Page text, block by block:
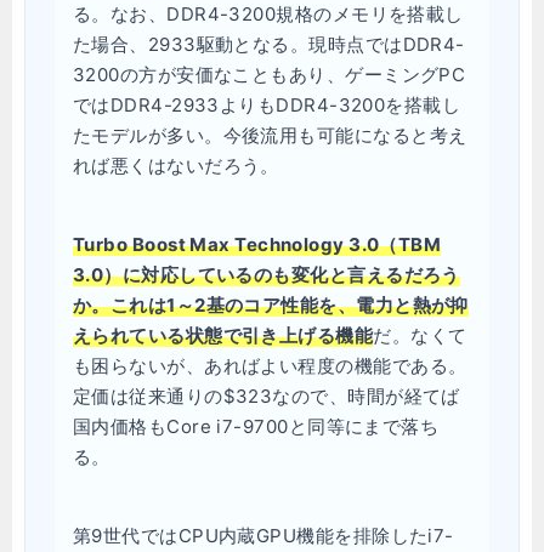
る。なお、DDR4-3200規格のメモリを搭載し
た場合、2933駆動となる。現時点ではDDR4-
3200の方が安価なこともあり、ゲーミングPC
ではDDR4-2933よりもDDR4-3200を搭載し
たモデルが多い。今後流用も可能になると考え
れば悪くはないだろう。
Turbo Boost Max Technology 3.0（TBM
3.0）に対応しているのも変化と言えるだろう
か。これは1～2基のコア性能を、電力と熱が抑
えられている状態で引き上げる機能だ。なくて
も困らないが、あればよい程度の機能である。
定価は従来通りの$323なので、時間が経てば
国内価格もCore i7-9700と同等にまで落ち
る。
第9世代ではCPU内蔵GPU機能を排除したi7-